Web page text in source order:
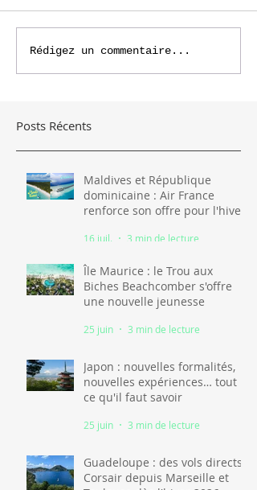
Rédigez un commentaire...
Posts Récents
Maldives et République
dominicaine : Air France
renforce son offre pour l'hiver
16 juil. 3 min de lecture
Île Maurice : le Trou aux
Biches Beachcomber s'offre
une nouvelle jeunesse
25 juin 3 min de lecture
Japon : nouvelles formalités,
nouvelles expériences… tout
ce qu'il faut savoir
25 juin 3 min de lecture
Guadeloupe : des vols directs
Corsair depuis Marseille et